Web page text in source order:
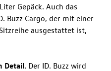
Gepäck. Auch das
Buzz Cargo, der mit einer
ausgestattet ist,
Detail. Der ID. Buzz wird